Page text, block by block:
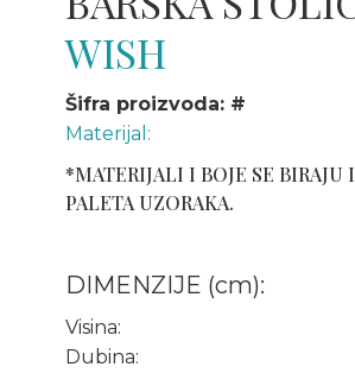
WISH
Šifra proizvoda: #
Materijal:
*MATERIJALI I BOJE SE
PALETA UZORAKA.
DIMENZIJE (cm):
Visina:
Dubina: